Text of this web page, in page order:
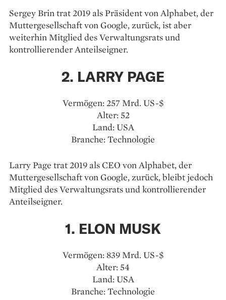
Sergey Brin trat 2019 als Präsident von Alphabet, der
Muttergesellschaft von Google, zurück, ist aber
weiterhin Mitglied des Verwaltungsrats und
kontrollierender Anteilseigner.
2. LARRY PAGE
Vermögen: 257 Mrd. US-$
Alter: 52
Land: USA
Branche: Technologie
Larry Page trat 2019 als CEO von Alphabet, der
Muttergesellschaft von Google, zurück, bleibt jedoch
Mitglied des Verwaltungsrats und kontrollierender
Anteilseigner.
1. ELON MUSK
Vermögen: 839 Mrd. US-$
Alter: 54
Land: USA
Branche: Technologie